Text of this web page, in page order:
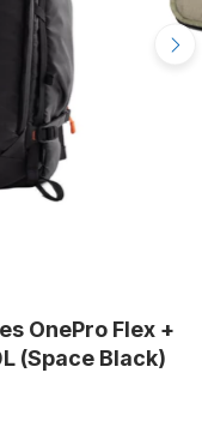
OnePro Flex +
(Space Black)